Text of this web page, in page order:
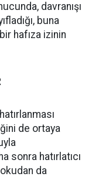
davranışı
buna
hafıza izinin
de ortaya
sonra hatırlatıcı
da